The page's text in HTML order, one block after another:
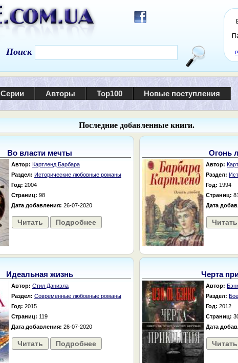
Поиск
Серии Авторы Top100 Новые поступления
Последние добавленные книги.
Во власти мечты
Автор: Картленд Барбара
Раздел: Исторические любовные романы
Год: 2004
Страниц: 98
Дата добавления: 26-07-2020
Читать Подробнее
Огонь
Автор:
Раздел:
Год: 1994
Страниц: 81
Дата
Читать
Идеальная жизнь
Автор: Стил Даниэла
Раздел: Современные любовные романы
Год: 2015
Страниц: 119
Дата добавления: 26-07-2020
Читать Подробнее
Черта
Автор:
Раздел:
Год: 2012
Страниц:
Дата
Читать